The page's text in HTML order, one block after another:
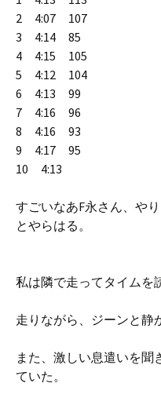
2 4:07 107
3 4:14 85
4 4:15 105
5 4:12 104
6 4:13 99
7 4:16 96
8 4:16 93
9 4:17 95
10 4:13
すごいなあF永さん、や
とやらはる。
私は隣で走ってタイムを
走りながら、ジーンと静
また、激しい息遣いを聞
ていた。